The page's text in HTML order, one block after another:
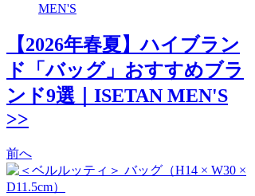
MEN'S
【2026年春夏】ハイブラン
ド「バッグ」おすすめブラ
ンド9選｜ISETAN MEN'S
>>
前へ